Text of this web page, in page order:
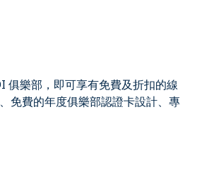
俱樂部，即可享有免費及折扣的線
免費的年度俱樂部認證卡設計、專